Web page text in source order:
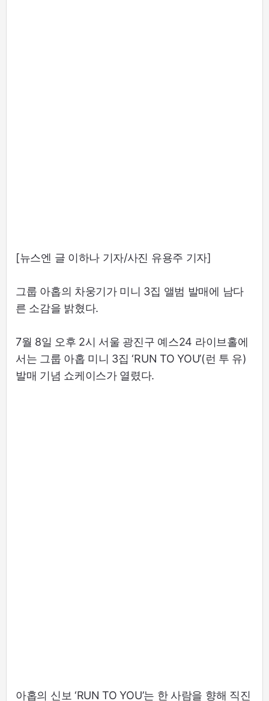
[뉴스엔 글 이하나 기자/사진 유용주 기자]
그룹 아홉의 차웅기가 미니 3집 앨범 발매에 남다
른 소감을 밝혔다.
7월 8일 오후 2시 서울 광진구 예스24 라이브홀에
서는 그룹 아홉 미니 3집 ‘RUN TO YOU’(런 투 유)
발매 기념 쇼케이스가 열렸다.
아홉의 신보 ‘RUN TO YOU’는 한 사람을 향해 직진